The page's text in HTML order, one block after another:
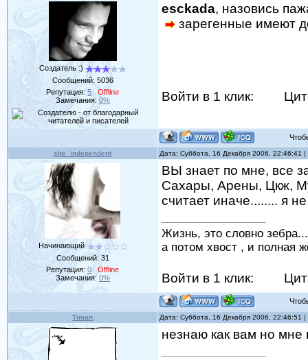
Создатель :)
Сообщений: 5036
Репутация:5
Offline
Замечания: 0%
esckada, назовись
зарегенные имеют
Войти в 1 клик:
she_independent Дата: Суббота, 16 Декабря 2006, 22:46:41
Начинающий
Сообщений: 31
Репутация:0
Offline
Замечания: 0%
ВЫ знает по мне, все
Сахары, Арены, Цкж,
считает иначе........ я
Жизнь, это словно
а потом хвост , и полная
Войти в 1 клик:
Timan Дата: Суббота, 16 Декабря 2006, 22:46:51
незнаю как вам но мне